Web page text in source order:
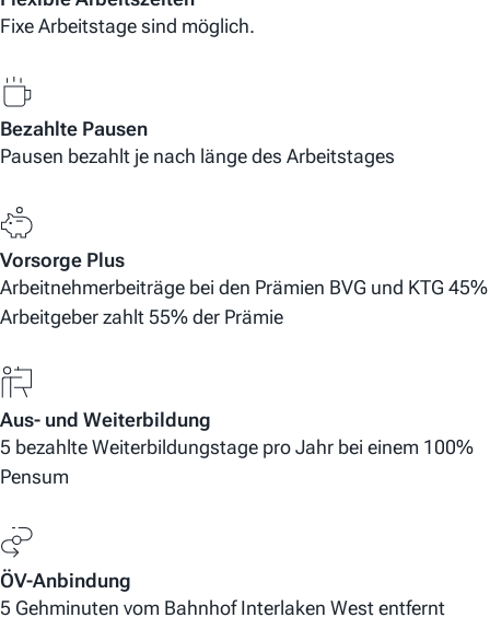
Fixe Arbeitstage sind möglich.
Bezahlte Pausen
Pausen bezahlt je nach länge des Arbeitstages
Vorsorge Plus
Arbeitnehmerbeiträge bei den Prämien BVG und KTG 45%
Arbeitgeber zahlt 55% der Prämie
Aus- und Weiterbildung
5 bezahlte Weiterbildungstage pro Jahr bei einem 100%
Pensum
ÖV-Anbindung
5 Gehminuten vom Bahnhof Interlaken West entfernt